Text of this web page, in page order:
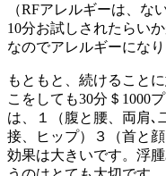
（RFアレルギーは、な
10分お試しされたらい
なのでアレルギーにな
もともと、続けること
こをしても30分＄1000
は、１（腹と腰、両肩､
接、ヒップ）３（首と顔
効果は大きいです。浮